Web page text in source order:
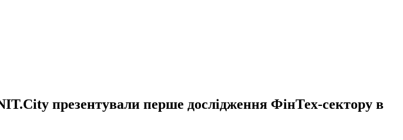
презентували перше дослідження ФінТех-сектору в